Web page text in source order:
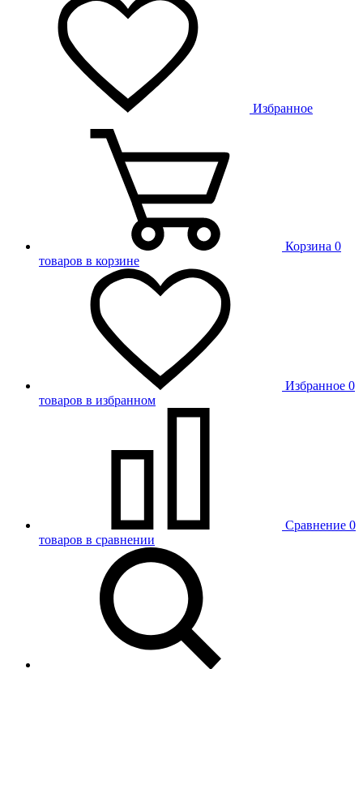
Избранное
Корзина 0
товаров в корзине
Избранное 0
товаров в избранном
Сравнение 0
товаров в сравнении